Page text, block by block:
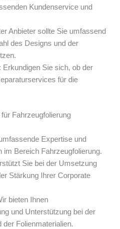
Kundenservice und
Anbieter sollte Sie umfassend
des Designs und der
Erkundigen Sie sich, ob der
für die
Fahrzeugfolierung
Expertise und
im Bereich Fahrzeugfolierung.
Sie bei der Umsetzung
Stärkung Ihrer Corporate
bieten Ihnen
und Unterstützung bei der
Folienmaterialien.